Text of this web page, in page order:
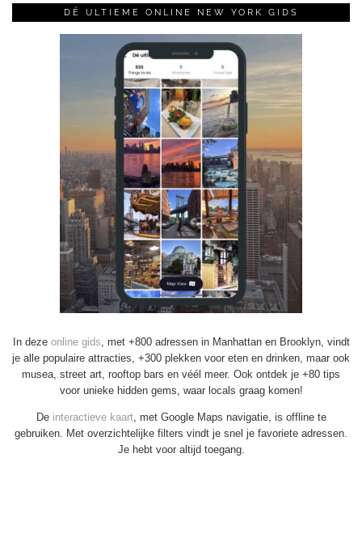
DÉ ULTIEME ONLINE NEW YORK GIDS
In deze online gids, met +800 adressen in Manhattan en Brooklyn, vindt
je alle populaire attracties, +300 plekken voor eten en drinken, maar ook
musea, street art, rooftop bars en véél meer. Ook ontdek je +80 tips
voor unieke hidden gems, waar locals graag komen!
De interactieve kaart, met Google Maps navigatie, is offline te
gebruiken. Met overzichtelijke filters vindt je snel je favoriete adressen.
Je hebt voor altijd toegang.